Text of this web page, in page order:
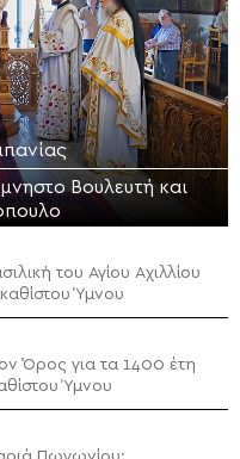
Bουλευτή και
του Αγίου Αχιλλίου
Ύμνου
Όρος για τα 1400 έτη
Ύμνου